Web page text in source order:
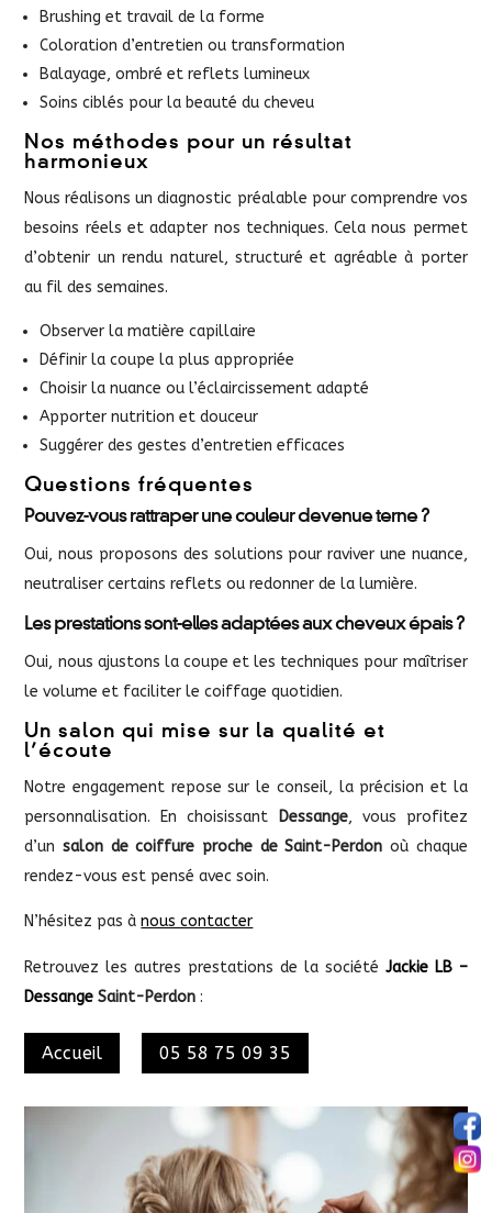
Brushing et travail de la forme
Coloration d’entretien ou transformation
Balayage, ombré et reflets lumineux
Soins ciblés pour la beauté du cheveu
Nos méthodes pour un résultat
harmonieux
Nous réalisons un diagnostic préalable pour comprendre vos
besoins réels et adapter nos techniques. Cela nous permet
d’obtenir un rendu naturel, structuré et agréable à porter
au fil des semaines.
Observer la matière capillaire
Définir la coupe la plus appropriée
Choisir la nuance ou l’éclaircissement adapté
Apporter nutrition et douceur
Suggérer des gestes d’entretien efficaces
Questions fréquentes
Pouvez-vous rattraper une couleur devenue terne ?
Oui, nous proposons des solutions pour raviver une nuance,
neutraliser certains reflets ou redonner de la lumière.
Les prestations sont-elles adaptées aux cheveux épais ?
Oui, nous ajustons la coupe et les techniques pour maîtriser
le volume et faciliter le coiffage quotidien.
Un salon qui mise sur la qualité et
l’écoute
Notre engagement repose sur le conseil, la précision et la
personnalisation. En choisissant
Dessange, vous profitez
d’un salon de coiffure proche de Saint-Perdon où chaque
rendez-vous est pensé avec soin.
N’hésitez pas ànous contacter
Retrouvez les autres prestations de la société Jackie LB –
Dessange Saint-Perdon :
Accueil 05 58 75 09 35